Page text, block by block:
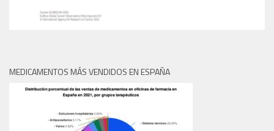
MEDICAMENTOS MÁS VENDIDOS EN ESPAÑA